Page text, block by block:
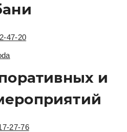
47-20
и
27-76